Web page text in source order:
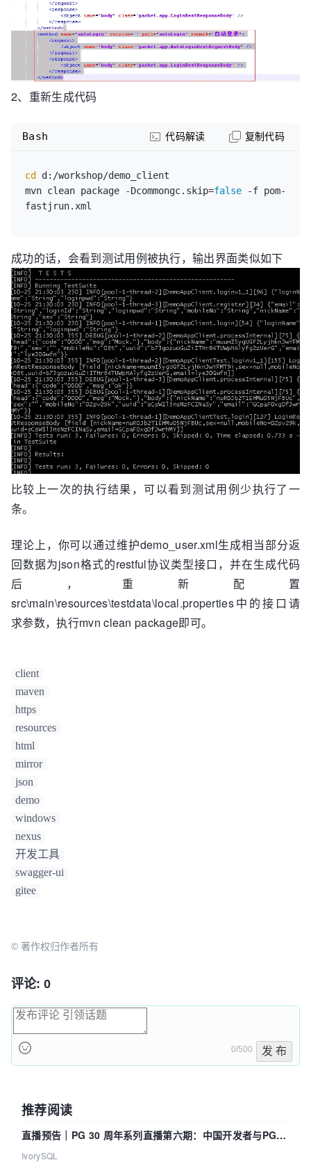
2、重新生成代码
cd
d:/workshop/demo_client
mvn clean package -Dcommongc.skip=false -f pom-
Bash 代码解读 复制代码
成功的话，会看到测试用例被执行，输出界面类似如下
比较上一次的执行结果，可以看到测试用例少执行了一
条。
理论上，你可以通过维护demo_user.xml生成相当部分返
回数据为json格式的restful协议类型接口，并在生成代码
后，重新配置
src\main\resources\testdata\local.properties中的接口请
求参数，执行mvn clean package即可。
client
maven
https
resources
html
mirror
json
demo
windows
nexus
开发工具
swagger-ui
gitee
© 著作权归作者所有
评论: 0
0/500 发 布
推荐阅读
直播预告｜PG 30 周年系列直播第六期：中国开发者与PG内
核——我们改得动吗？我们贡献了什么？
IvorySQL